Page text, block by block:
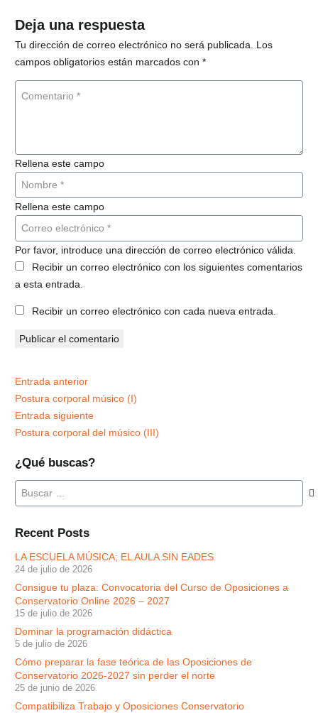
Deja una respuesta
Tu dirección de correo electrónico no será publicada. Los
campos obligatorios están marcados con *
Rellena este campo
Rellena este campo
Por favor, introduce una dirección de correo electrónico válida.
Recibir un correo electrónico con los siguientes comentarios
a esta entrada.
Recibir un correo electrónico con cada nueva entrada.
Publicar el comentario
Entrada anterior
Postura corporal músico (I)
Entrada siguiente
Postura corporal del músico (III)
¿Qué buscas?
Buscar:
Recent Posts
LA ESCUELA MÚSICA; EL AULA SIN EADES
24 de julio de 2026
Consigue tu plaza: Convocatoria del Curso de Oposiciones a
Conservatorio Online 2026 – 2027
15 de julio de 2026
Dominar la programación didáctica
5 de julio de 2026
Cómo preparar la fase teórica de las Oposiciones de
Conservatorio 2026-2027 sin perder el norte
25 de junio de 2026
Compatibiliza Trabajo y Oposiciones Conservatorio